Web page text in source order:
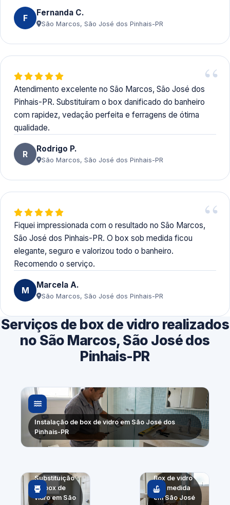
F Fernanda C.
São Marcos, São José dos Pinhais-PR
Atendimento excelente no São Marcos, São José dos
Pinhais-PR. Substituíram o box danificado do banheiro
com rapidez, vedação perfeita e ferragens de ótima
qualidade.
R Rodrigo P.
São Marcos, São José dos Pinhais-PR
Fiquei impressionada com o resultado no São Marcos,
São José dos Pinhais-PR. O box sob medida ficou
elegante, seguro e valorizou todo o banheiro.
Recomendo o serviço.
M Marcela A.
São Marcos, São José dos Pinhais-PR
Serviços de box de vidro realizados
no São Marcos, São José dos
Pinhais-PR
Instalação de box de vidro em São José dos
Pinhais-PR
Substituição
de box de
vidro em São
Box de vidro
sob medida
em São José